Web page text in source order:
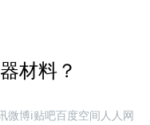
材料？
微博i贴吧百度空间人人网